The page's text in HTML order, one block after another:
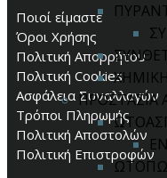
ΠΡΟΣΤΑΣΙΑ
Ποιοί είμαστε
Όροι Χρήσης
Πολιτική Απορρήτου
Πολιτική Cookies
Ασφάλεια Συναλλαγών
Τρόποι Πληρωμής
Πολιτική Αποστολών
Πολιτική Επιστροφών